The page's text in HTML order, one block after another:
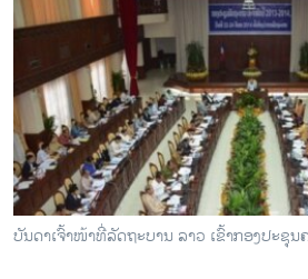
ອິດສະຫຼະພາບດ້ານການຂ່າວ
ຊີວິດຊາວລາວ
ຊຸມຊົນຊາວລາວ
ວິທະຍາສາດ-ເທັກໂນໂລຈີ
ທຸລະກິດ
ພາສາອັງກິດ
ບັນດາເຈົ້າໜ້າທີ່ລັດຖະບານ ລາວ ເຂົ້າກອງປະຊຸ